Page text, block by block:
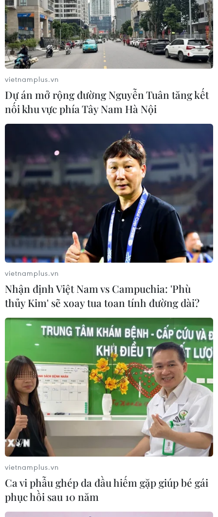
vietnamplus.vn
Dự án mở rộng đường Nguyễn Tuân tăng kết
nối khu vực phía Tây Nam Hà Nội
vietnamplus.vn
Nhận định Việt Nam vs Campuchia: 'Phù
thủy Kim' sẽ xoay tua toan tính đường dài?
vietnamplus.vn
Ca vi phẫu ghép da đầu hiếm gặp giúp bé gái
phục hồi sau 10 năm